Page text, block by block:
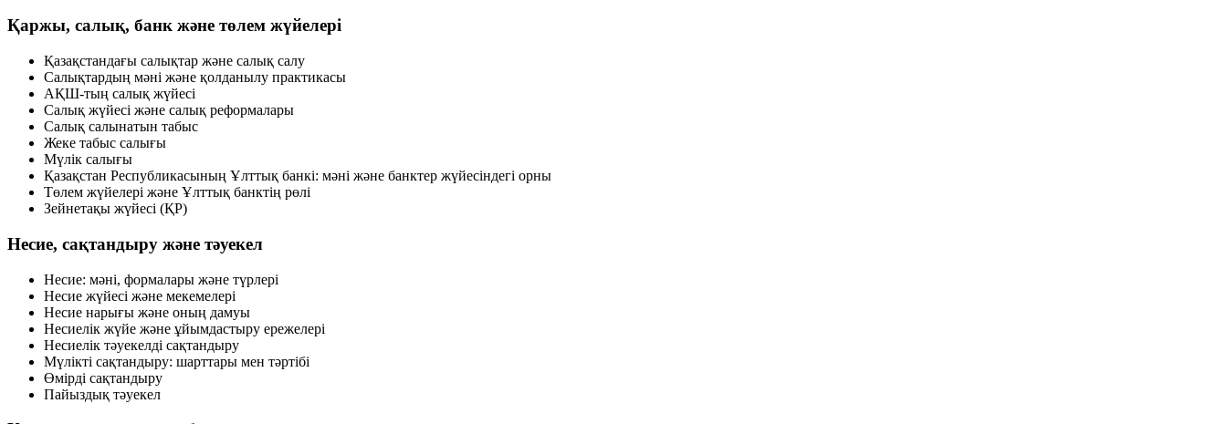
Қаржы, салық, банк және төлем жүйелері
Қазақстандағы салықтар және салық салу
Салықтардың мәні және қолданылу практикасы
АҚШ-тың салық жүйесі
Салық жүйесі және салық реформалары
Салық салынатын табыс
Жеке табыс салығы
Мүлік салығы
Қазақстан Республикасының Ұлттық банкі: мәні және банктер жүйесіндегі орны
Төлем жүйелері және Ұлттық банктің рөлі
Зейнетақы жүйесі (ҚР)
Несие, сақтандыру және тәуекел
Несие: мәні, формалары және түрлері
Несие жүйесі және мекемелері
Несие нарығы және оның дамуы
Несиелік жүйе және ұйымдастыру ережелері
Несиелік тәуекелді сақтандыру
Мүлікті сақтандыру: шарттары мен тәртібі
Өмірді сақтандыру
Пайыздық тәуекел